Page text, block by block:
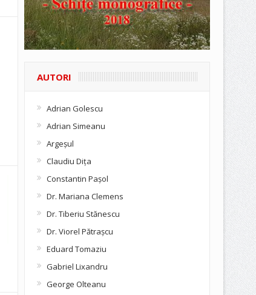
AUTORI
Adrian Golescu
Adrian Simeanu
Argeşul
Claudiu Diţa
Constantin Pașol
Dr. Mariana Clemens
Dr. Tiberiu Stănescu
Dr. Viorel Pătraşcu
Eduard Tomaziu
Gabriel Lixandru
George Olteanu